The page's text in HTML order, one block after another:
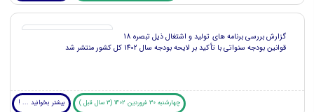
گزارش بررسی برنامه‏ های تولید و اشتغال ذیل تبصره 18
قوانین بودجه‏ سنواتی با تأکید بر لایحه بودجه سال 1402 کل کشور منتشر شد
چهارشنبه 30 فروردین 1402 (3 سال قبل ) بیشتر بخوانید ... !